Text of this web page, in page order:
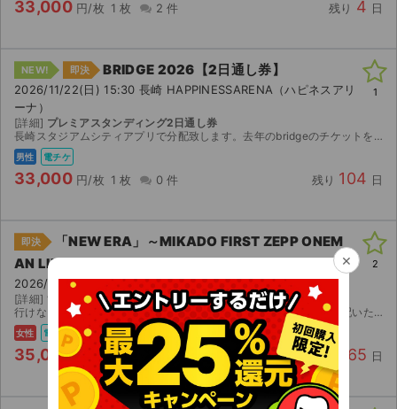
33,000 円/枚 1 枚 2 件 残り 4 日
NEW! 即決 BRIDGE 2026【2日通し券】
2026/11/22(日) 15:30 長崎 HAPPINESSARENA（ハピネスアリ
ーナ）
[詳細] プレミアスタンディング2日通し券
長崎スタジアムシティアプリで分配致します。去年のbridgeのチケットを長崎スタジアムシティアプリで購入した人のみの先着チケットなので、1次選考よりも最速先行です。チケットはもう所持しているので...
男性 電チケ
33,000 円/枚 1 枚 0 件 残り 104 日
1
即決
「NEW ERA」～MIKADO FIRST ZEPP ONEM
AN LIVE～
2026/10/14(水) 19:00 東京 Zepp DiverCity （TOKYO）
[詳細] 1ＦスタンディングB10番台の連番
行けなくなってしまったのでお譲りいたします！イープラスにて分配いたします。
女性 電チケ
35,000 円/枚 2 枚 2 件 残り 65 日
2
×